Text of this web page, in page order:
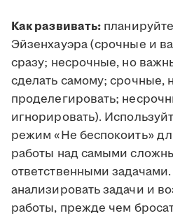
Как развивать:
Эйзенхауэра (срочные и
сразу; несрочные, но
сделать самому; срочные,
проделегировать;
игнорировать).
режим «Не беспокоить»
работы над самыми
ответственными задачами.
анализировать задачи и
работы, прежде чем